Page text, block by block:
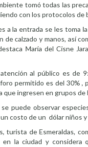
tomó todas las
con los protocolos de
a la entrada se les toma
de calzado y manos, así
María del Cisne
al público es de
permitido es del 30% ,
que ingresen en grupos de
puede observar
costo de un dólar niños
turista de Esmeraldas,
la ciudad y considera